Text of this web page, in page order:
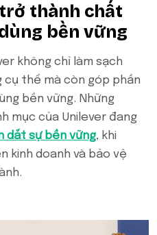
thành chất
bền vững
không chỉ làm sạch
cụ thể mà còn góp phần
bền vững. Những
mục của Unilever đang
dắt sự bền vững, khi
kinh doanh và bảo vệ